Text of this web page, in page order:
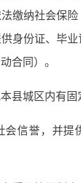
缴纳社会保
身份证、毕
合同）。
县城区内有固
会信誉，并